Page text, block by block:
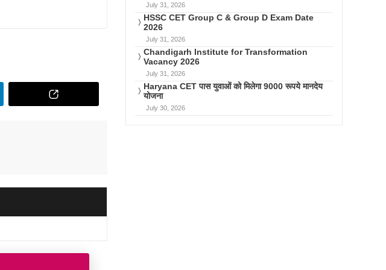
July 31, 2026
HSSC CET Group C & Group D Exam Date
2026
July 31, 2026
Chandigarh Institute for Transformation
Vacancy 2026
July 31, 2026
Haryana CET पास युवाओं को मिलेगा 9000 रूपये मानदेय
योजना
July 30, 2026